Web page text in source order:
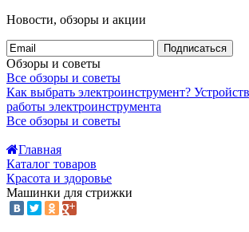
Новости, обзоры и акции
Подписаться
Обзоры и советы
Все обзоры и советы
Как выбрать электроинструмент?
работы электроинструмента
Все обзоры и советы
Главная
Каталог товаров
Красота и здоровье
Машинки для стрижки